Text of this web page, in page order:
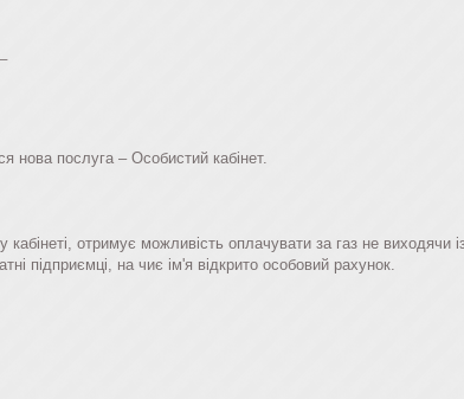
нова послуга – Особистий кабінет.
отримує можливість оплачувати за газ не виходячи
підприємці, на чиє ім'я відкрито особовий рахунок.